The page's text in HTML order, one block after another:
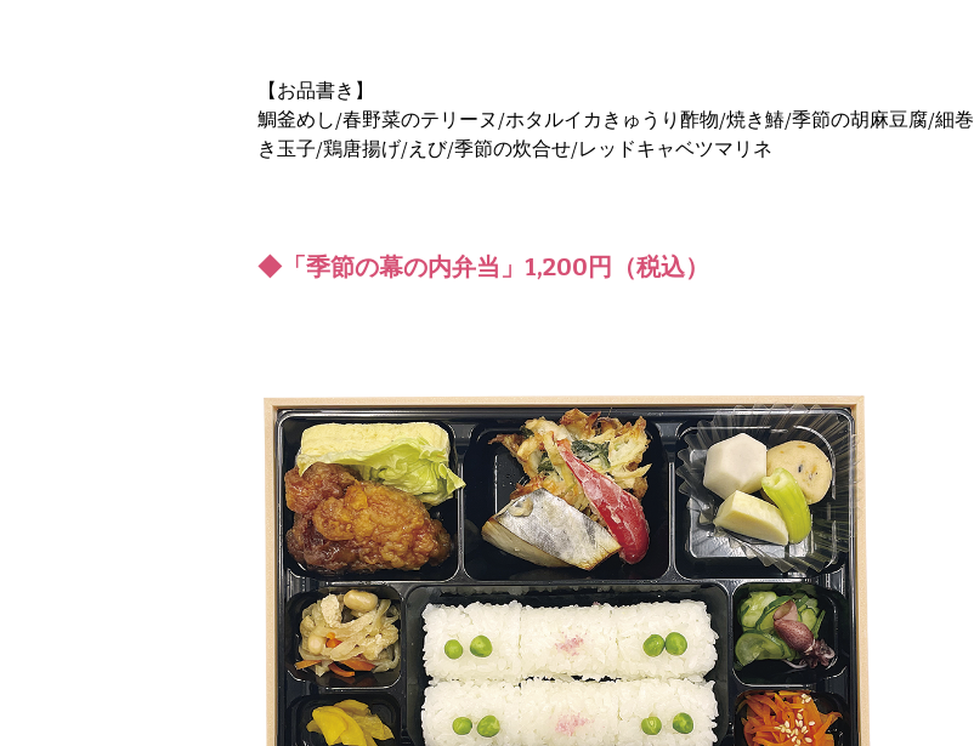
【お品書き】
鯛釜めし/春野菜のテリーヌ/ホタルイカきゅうり酢物/焼き鰆/季節の胡麻豆腐/細巻
き玉子/鶏唐揚げ/えび/季節の炊合せ/レッドキャベツマリネ
◆「季節の幕の内弁当」1,200円（税込）